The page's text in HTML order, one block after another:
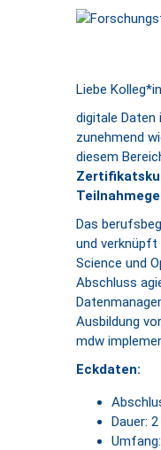
Liebe
digitale Daten
zunehmend
diesem
Das
und verknüpft
Science und
Abschluss
Ausbildung
mdw
Eckdaten:
Dauer: